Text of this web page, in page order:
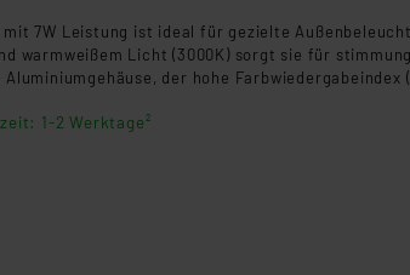
mit 7W Leistung ist ideal für gezielte
warmweißem Licht (3000K) sorgt sie für
der hohe Farbwiedergabeindex
1-2 Werktage²